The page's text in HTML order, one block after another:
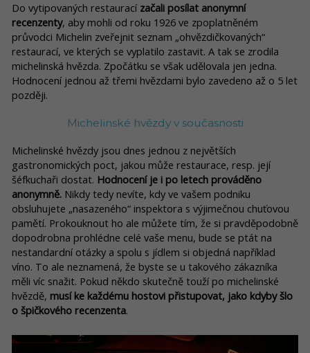
Do vytipovaných restaurací začali posílat anonymní
recenzenty, aby mohli od roku 1926 ve zpoplatněném
průvodci Michelin zveřejnit seznam „ohvězdičkovaných“
restaurací, ve kterých se vyplatilo zastavit. A tak se zrodila
michelinská hvězda. Zpočátku se však udělovala jen jedna.
Hodnocení jednou až třemi hvězdami bylo zavedeno až o 5 let
později.
Michelinské hvězdy v současnosti
Michelinské hvězdy jsou dnes jednou z největších
gastronomických poct, jakou může restaurace, resp. její
šéfkuchaři dostat. Hodnocení je i po letech prováděno
anonymně. Nikdy tedy nevíte, kdy ve vašem podniku
obsluhujete „nasazeného“ inspektora s výjimečnou chuťovou
pamětí. Prokouknout ho ale můžete tím, že si pravděpodobně
dopodrobna prohlédne celé vaše menu, bude se ptát na
nestandardní otázky a spolu s jídlem si objedná například
víno. To ale neznamená, že byste se u takového zákazníka
měli víc snažit. Pokud někdo skutečně touží po michelinské
hvězdě, musí ke každému hostovi přistupovat, jako kdyby šlo
o špičkového recenzenta.